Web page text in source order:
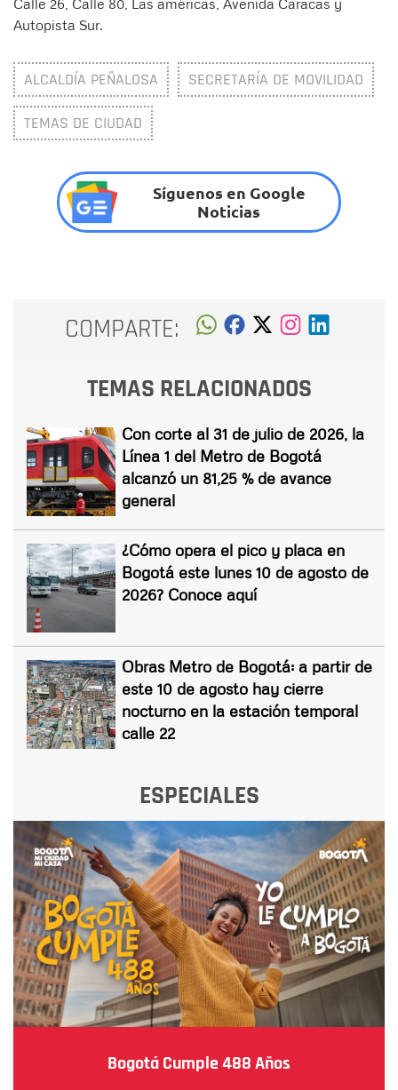
Autopista Sur.
ALCALDÍA PEÑALOSA SECRETARÍA DE MOVILIDAD
TEMAS DE CIUDAD
Síguenos en Google
Noticias
COMPARTE:
TEMAS RELACIONADOS
Con corte al 31 de julio de 2026, la
Línea 1 del Metro de Bogotá
alcanzó un 81,25 % de avance
general
¿Cómo opera el pico y placa en
Bogotá este lunes 10 de agosto de
2026? Conoce aquí
Obras Metro de Bogotá: a partir de
este 10 de agosto hay cierre
nocturno en la estación temporal
calle 22
ESPECIALES
Bogotá Cumple 488 Años